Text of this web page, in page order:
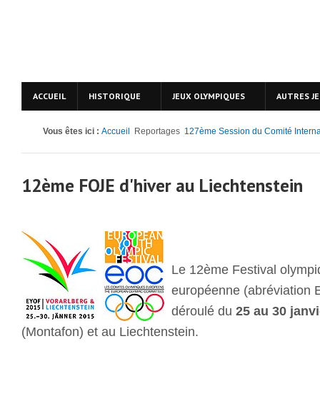
ACCUEIL HISTORIQUE JEUX OLYMPIQUES AUTRES
Vous êtes ici : Accueil Reportages 127ème Session du Comité
12ème FOJE d'hiver au Liechtenstein
Le 12ème Festival
européenne (abréviation
déroulé du 25 au 30
(Montafon) et au Liechtenstein.